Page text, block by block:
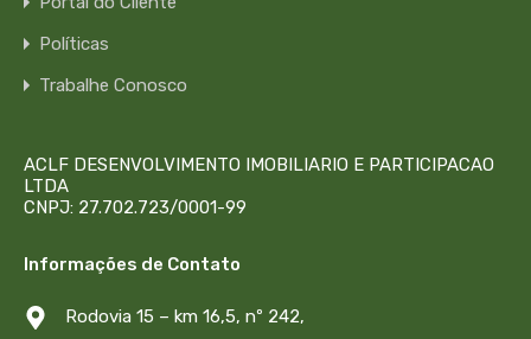
Políticas
Trabalhe Conosco
ACLF DESENVOLVIMENTO IMOBILIARIO E PARTICIPACAO
LTDA
CNPJ: 27.702.723/0001-99
Informações de Contato
Rodovia 15 – km 16,5, nº 242,